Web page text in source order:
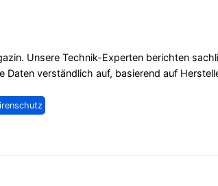
Unsere Technik-Experten berichten
verständlich auf, basierend auf